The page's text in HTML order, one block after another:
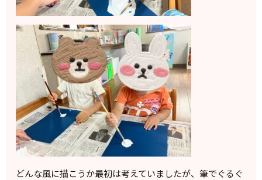
どんな風に描こうか最初は考えていましたが、筆でぐるぐ